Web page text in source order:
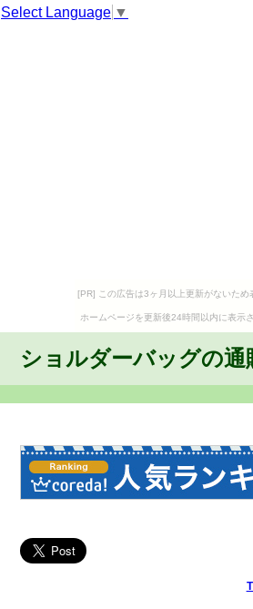
Select Language ▼
[PR] この広告は3ヶ月以上更新がないため
ホームページを更新後24時間以内に表示
ショルダーバッグの通